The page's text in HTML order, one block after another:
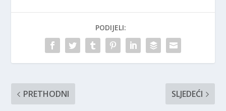
PODIJELI:
PRETHODNI SLJEDEĆI